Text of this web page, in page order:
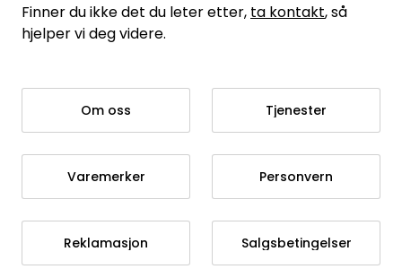
Finner du ikke det du leter etter, ta kontakt, så
hjelper vi deg videre.
Om oss Tjenester
Varemerker Personvern
Reklamasjon Salgsbetingelser